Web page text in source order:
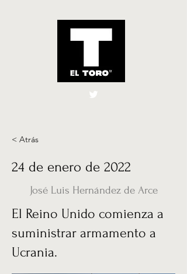
El Toro España
< Atrás
24 de enero de 2022
José Luis Hernández de Arce
El Reino Unido comienza a
suministrar armamento a
Ucrania.